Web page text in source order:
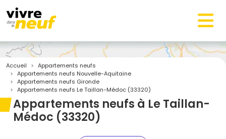
Accueil
Appartements neufs
Appartements neufs Nouvelle-Aquitaine
Appartements neufs Gironde
Appartements neufs Le Taillan-Médoc (33320)
Appartements neufs à Le Taillan-
Médoc (33320)